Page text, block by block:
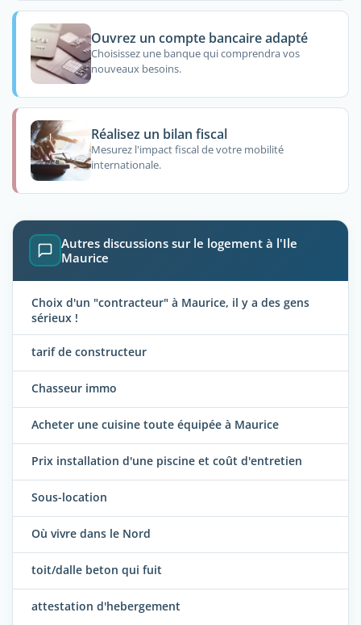
Ouvrez un compte bancaire adapté
Choisissez une banque qui comprendra vos
nouveaux besoins.
Réalisez un bilan fiscal
Mesurez l'impact fiscal de votre mobilité
internationale.
Autres discussions sur le logement à l'Ile
Maurice
Choix d'un "contracteur" à Maurice, il y a des gens
sérieux !
tarif de constructeur
Chasseur immo
Acheter une cuisine toute équipée à Maurice
Prix installation d'une piscine et coût d'entretien
Sous-location
Où vivre dans le Nord
toit/dalle beton qui fuit
attestation d'hebergement